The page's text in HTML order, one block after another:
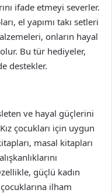
ifade etmeyi severler.
el yapımı takı setleri
onların hayal
Bu tür hediyeler,
destekler.
ve hayal güçlerini
çocukları için uygun
masal kitapları
güçlü kadın
ilham